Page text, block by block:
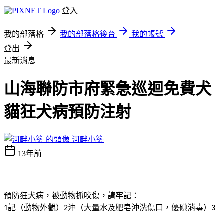
登入
我的部落格 我的部落格後台
我的帳號
登出
最新消息
山海聯防市府緊急巡迴免費犬
貓狂犬病預防注射
河畔小築
13年前
預防狂犬病，被動物抓咬傷，請牢記：
1記（動物外觀） 2沖（大量水及肥皂沖洗傷口，優碘消毒） 3